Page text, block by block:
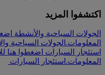
اكتشفوا المزيد
الجولات السياحية والأنشطة
المعلومات. الجولات السياحية
استئجار السيارات اضغطوا هنا
المعلومات. استئجار السيارات